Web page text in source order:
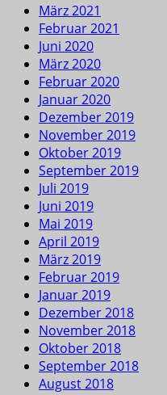
März 2021
Februar 2021
Juni 2020
März 2020
Februar 2020
Januar 2020
Dezember 2019
November 2019
Oktober 2019
September 2019
Juli 2019
Juni 2019
Mai 2019
April 2019
März 2019
Februar 2019
Januar 2019
Dezember 2018
November 2018
Oktober 2018
September 2018
August 2018